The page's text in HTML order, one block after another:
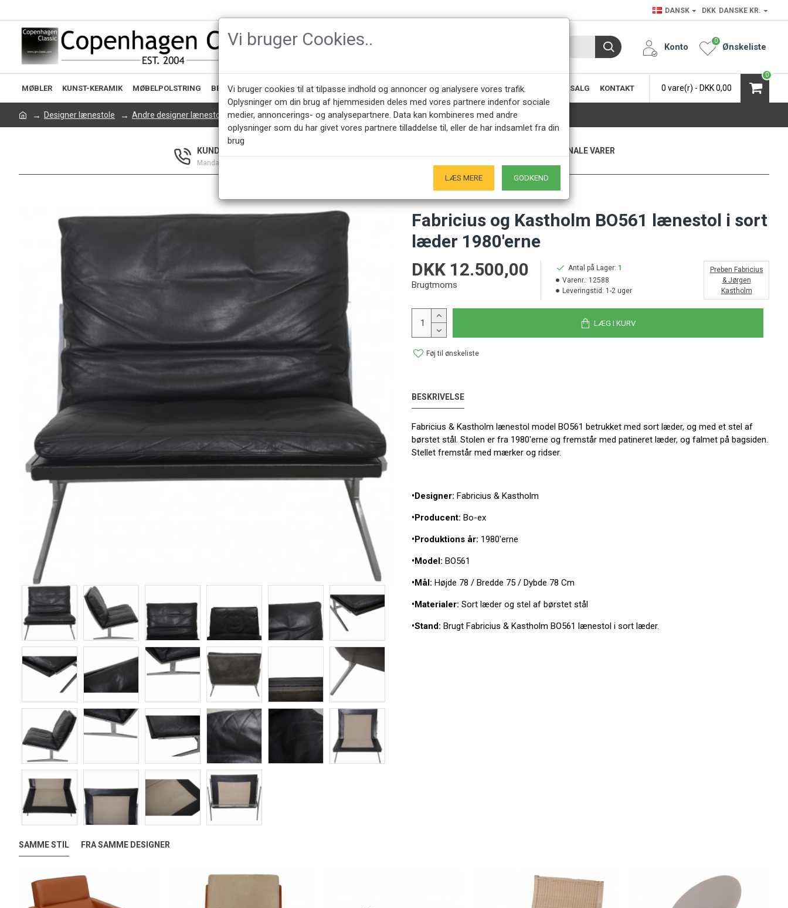
DANSK DKK DANSKE KR.
Konto Ønskeliste
0
MØBLER KUNST-KERAMIK MØBELPOLSTRING BELYSNING TILBEHØR DESIGNER NYHEDER OM CPH-CLASSIC KØB & SALG KONTAKT 0 vare(r) - DKK 0,00
0
Designer lænestole Andre designer lænestole Fabricius og Kastholm BO561 lænestol i sort læder 1980'erne
KUNDESERVICE +45 28491875
Mandag - Fredag 9.00 - 17.00
KUN ORIGINALE VARER
Fabricius og Kastholm BO561 lænestol i sort
læder 1980'erne
DKK 12.500,00
Brugtmoms
Antal på Lager: 1
Varenr.: 12588
Leveringstid: 1-2 uger
Preben Fabricius
& Jørgen
Kastholm
LÆG I KURV
Føj til ønskeliste
BESKRIVELSE
Fabricius & Kastholm lænestol model BO561 betrukket med sort læder, og med et stel af
børstet stål. Stolen er fra 1980'erne og fremstår med patineret læder, og falmet på bagsiden.
Stellet fremstår med mærker og ridser.
•Designer: Fabricius & Kastholm
•Producent: Bo-ex
•Produktions år: 1980'erne
•Model: BO561
•Mål: Højde 78 / Bredde 75 / Dybde 78 Cm
•Materialer: Sort læder og stel af børstet stål
•Stand: Brugt Fabricius & Kastholm BO561 lænestol i sort læder.
SAMME STIL FRA SAMME DESIGNER
Vi bruger Cookies..
Vi bruger cookies til at tilpasse indhold og annoncer og analysere vores trafik.
Oplysninger om din brug af hjemmesiden deles med vores partnere indenfor sociale
medier, annoncerings- og analysepartnere. Data kan kombineres med andre
oplysninger som du har givet vores partnere tilladdelse til, eller de har indsamlet fra din
brug
LÆS MERE GODKEND